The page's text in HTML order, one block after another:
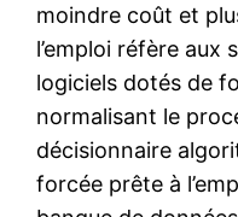
moindre coût et
l’emploi réfère aux
logiciels dotés de
normalisant le
décisionnaire
forcée prête à